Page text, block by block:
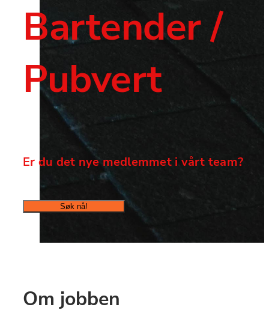
Bartender /
Pubvert
Er du det nye medlemmet i vårt team?
Søk nå!
Om jobben